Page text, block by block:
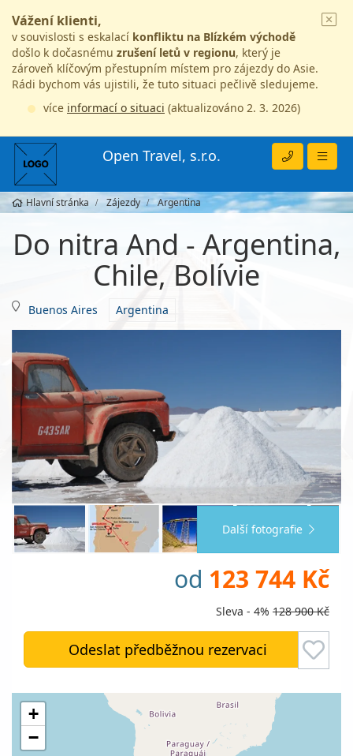
Vážení klienti,
v souvislosti s eskalací konfliktu na Blízkém východě
došlo k dočasnému zrušení letů v regionu, který je
zároveň klíčovým přestupním místem pro zájezdy do Asie.
Rádi bychom vás ujistili, že tuto situaci pečlivě sledujeme.
více informací o situaci (aktualizováno 2. 3. 2026)
Open Travel, s.r.o.
Hlavní stránka Zájezdy Argentina
Do nitra And - Argentina,
Chile, Bolívie
Buenos Aires Argentina
Další fotografie
od 123 744 Kč
Sleva - 4% 128 900 Kč
Odeslat předběžnou rezervaci
+
−